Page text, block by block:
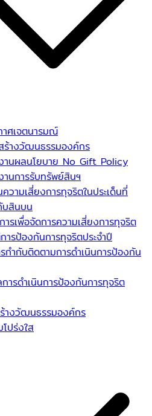
าศเจตนารมณ์
ร้างวัฒนธรรมองค์กร
านผลนโยบาย No Gift Policy
านการรับทรัพย์สินฯ
ความเสี่ยงการทุจริตในประเด็นที่
บสินบน
ารเพื่อจัดการความเสี่ยงการทุจริต
รป้องกันการทุจริตประจำปี
กำกับติดตามการดำเนินการป้องกัน
ารดำเนินการป้องกันการทุจริต
างวัฒนธรรมองค์กร
ปร่งใส